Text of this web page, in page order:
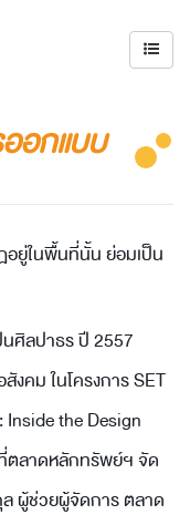
อกแบบ
อยู่ในพื้นที่นั้น ย่อมเป็น
นศิลปาธร ปี 2557
คม ในโครงการ SET
the Design
ตลาดหลักทรัพย์ฯ จัด
ผู้ช่วยผู้จัดการ ตลาด